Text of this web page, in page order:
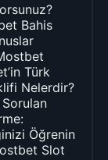
Bahis
Türk
Nelerdir?
Sorulan
Öğrenin
Slot